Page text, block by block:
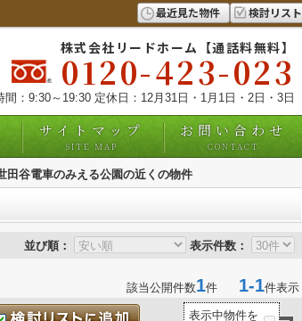
最近見た物件 検討リスト
株式会社リードホーム【通話料無料】
0120-423-023
間：9:30～19:30 定休日：12月31日・1月1日・2日・3日
サイトマップ
SITE MAP
お問い合わせ
CONTACT
田谷電車のみえる公園の近くの物件
並び順： 表示件数：
該当公開件数1件 1-1件表示
表示中物件を